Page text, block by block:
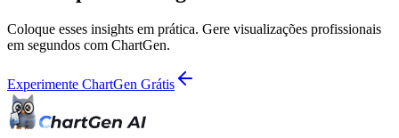
Coloque esses insights em prática. Gere visualizações profissionais
em segundos com ChartGen.
Experimente ChartGen Grátis